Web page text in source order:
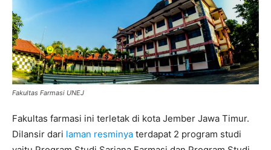
Fakultas Farmasi UNEJ
Fakultas farmasi ini terletak di kota Jember Jawa Timur.
Dilansir dari laman resminya terdapat 2 program studi